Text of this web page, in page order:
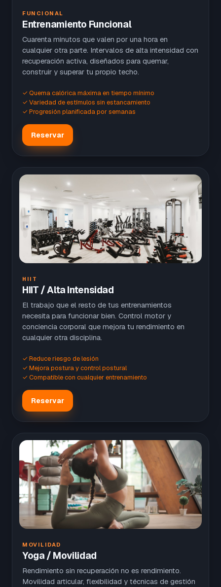
FUNCIONAL
Entrenamiento Funcional
Cuarenta minutos que valen por una hora en
cualquier otra parte. Intervalos de alta intensidad con
recuperación activa, diseñados para quemar,
construir y superar tu propio techo.
✓ Quema calórica máxima en tiempo mínimo
✓ Variedad de estímulos sin estancamiento
✓ Progresión planificada por semanas
Reservar
HIIT
HIIT / Alta Intensidad
El trabajo que el resto de tus entrenamientos
necesita para funcionar bien. Control motor y
conciencia corporal que mejora tu rendimiento en
cualquier otra disciplina.
✓ Reduce riesgo de lesión
✓ Mejora postura y control postural
✓ Compatible con cualquier entrenamiento
Reservar
MOVILIDAD
Yoga / Movilidad
Rendimiento sin recuperación no es rendimiento.
Movilidad articular, flexibilidad y técnicas de gestión